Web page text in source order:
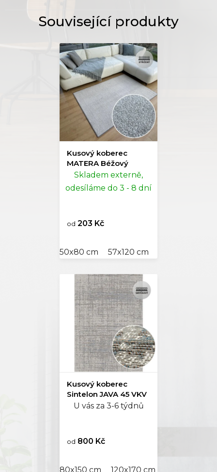
Kusový koberec
MATERA Béžový
Skladem externě,
odesíláme do 3 - 8 dní
od 203 Kč
50x80 cm 57x120 cm
Kusový koberec
Sintelon JAVA 45 VKV
U vás za 3-6 týdnů
od 800 Kč
80x150 cm 120x170 cm